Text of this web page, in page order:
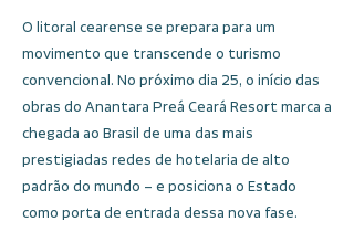
O litoral cearense se prepara para um
movimento que transcende o turismo
convencional. No próximo dia 25, o início das
obras do Anantara Preá Ceará Resort marca a
chegada ao Brasil de uma das mais
prestigiadas redes de hotelaria de alto
padrão do mundo – e posiciona o Estado
como porta de entrada dessa nova fase.